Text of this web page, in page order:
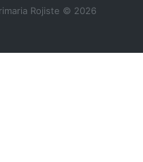
Rojiste © 2026